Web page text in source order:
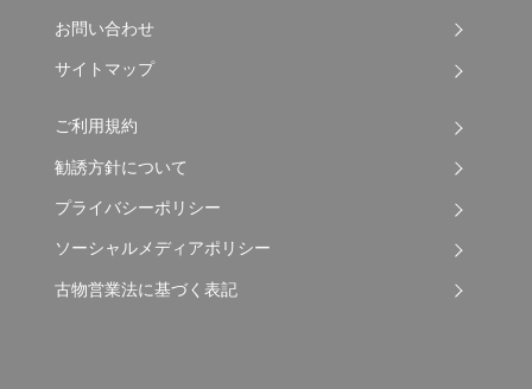
お問い合わせ
サイトマップ
ご利用規約
勧誘方針について
プライバシーポリシー
ソーシャルメディアポリシー
古物営業法に基づく表記